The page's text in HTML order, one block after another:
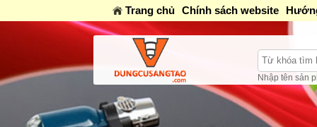
Trang chủ Chính sách website
Nhập tên sản